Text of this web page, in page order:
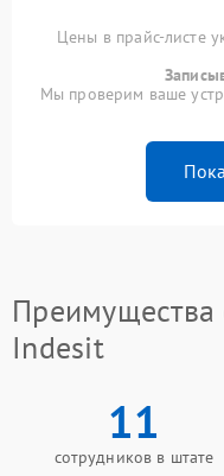
Цены в прайс-листе
Мы проверим ваше
Преимущества
Indesit
11
сотрудников в штате